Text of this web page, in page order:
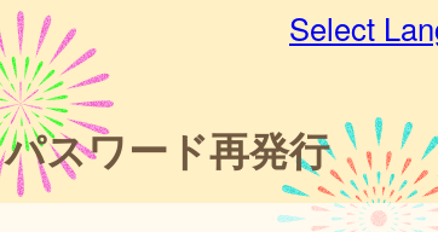
Select
パスワード再発行